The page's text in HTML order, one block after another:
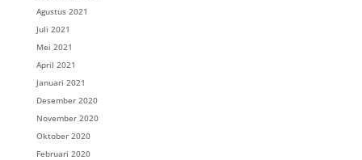
Agustus 2021
Juli 2021
Mei 2021
April 2021
Januari 2021
Desember 2020
November 2020
Oktober 2020
Februari 2020